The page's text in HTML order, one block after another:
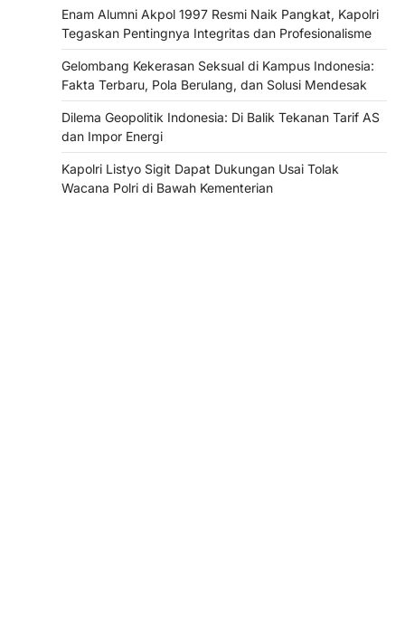
Enam Alumni Akpol 1997 Resmi Naik Pangkat, Kapolri
Tegaskan Pentingnya Integritas dan Profesionalisme
Gelombang Kekerasan Seksual di Kampus Indonesia:
Fakta Terbaru, Pola Berulang, dan Solusi Mendesak
Dilema Geopolitik Indonesia: Di Balik Tekanan Tarif AS
dan Impor Energi
Kapolri Listyo Sigit Dapat Dukungan Usai Tolak
Wacana Polri di Bawah Kementerian